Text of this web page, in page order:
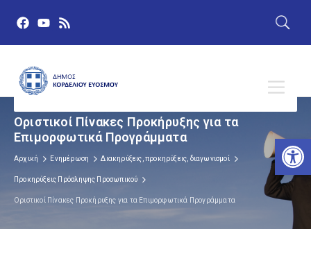
Οριστικοί Πίνακες Προκήρυξης για τα
Επιμορφωτικά Προγράμματα
Αρχική Ενημέρωση Διακηρύξεις, προκηρύξεις, διαγωνισμοί
Προκηρύξεις Πρόσληψης Προσωπικού
Οριστικοί Πίνακες Προκήρυξης για τα Επιμορφωτικά Προγράμματα